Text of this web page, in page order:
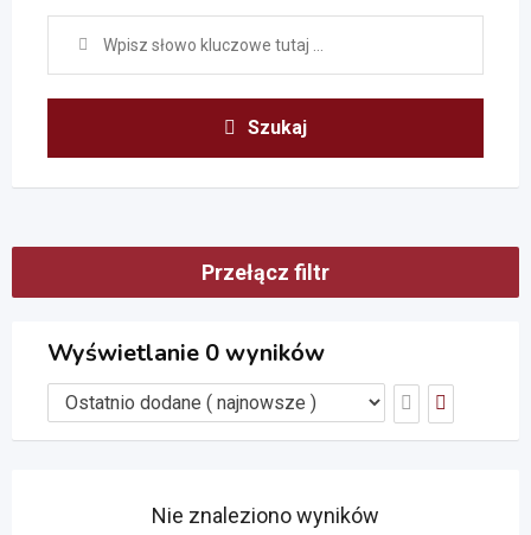
Szukaj
Przełącz filtr
Wyświetlanie 0 wyników
Nie znaleziono wyników